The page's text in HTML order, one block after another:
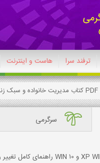
ترفند سرا هاست و اینترنت
سرگرمی